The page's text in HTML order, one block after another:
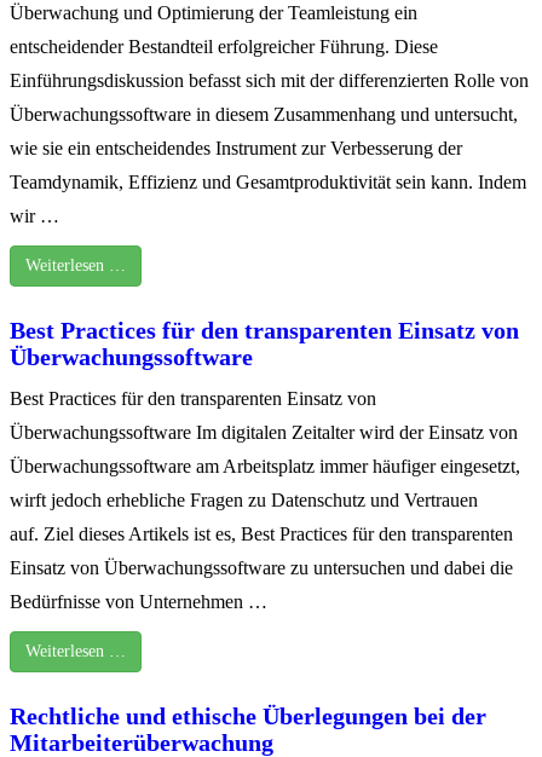
Überwachung und Optimierung der Teamleistung ein
entscheidender Bestandteil erfolgreicher Führung. Diese
Einführungsdiskussion befasst sich mit der differenzierten Rolle von
Überwachungssoftware in diesem Zusammenhang und untersucht,
wie sie ein entscheidendes Instrument zur Verbesserung der
Teamdynamik, Effizienz und Gesamtproduktivität sein kann. Indem
wir …
Weiterlesen …
Best Practices für den transparenten Einsatz von
Überwachungssoftware
Best Practices für den transparenten Einsatz von
Überwachungssoftware Im digitalen Zeitalter wird der Einsatz von
Überwachungssoftware am Arbeitsplatz immer häufiger eingesetzt,
wirft jedoch erhebliche Fragen zu Datenschutz und Vertrauen
auf. Ziel dieses Artikels ist es, Best Practices für den transparenten
Einsatz von Überwachungssoftware zu untersuchen und dabei die
Bedürfnisse von Unternehmen …
Weiterlesen …
Rechtliche und ethische Überlegungen bei der
Mitarbeiterüberwachung